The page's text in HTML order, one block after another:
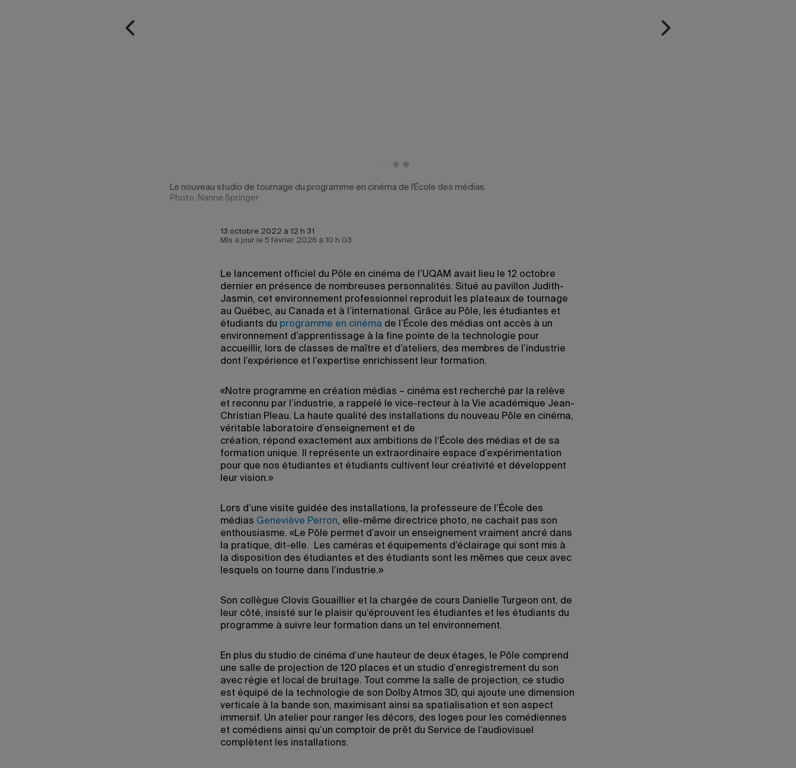
Le nouveau studio de tournage du programme en cinéma de l'École des médias.
Photo: Nanne Springer
13 octobre 2022 à 12 h 31
Mis à jour le 5 février 2026 à 10 h 03
Le lancement officiel du Pôle en cinéma de l’UQAM avait lieu le 12 octobre
dernier en présence de nombreuses personnalités. Situé au pavillon Judith-
Jasmin, cet environnement professionnel reproduit les plateaux de tournage
au Québec, au Canada et à l’international. Grâce au Pôle, les étudiantes et
étudiants du programme en cinéma de l’École des médias ont accès à un
environnement d’apprentissage à la fine pointe de la technologie pour
accueillir, lors de classes de maître et d’ateliers, des membres de l’industrie
dont l’expérience et l’expertise enrichissent leur formation.
«Notre programme en création médias – cinéma est recherché par la relève
et reconnu par l’industrie, a rappelé le vice-recteur à la Vie académique Jean-
Christian Pleau. La haute qualité des installations du nouveau Pôle en cinéma,
véritable laboratoire d’enseignement et de
création, répond exactement aux ambitions de l’École des médias et de sa
formation unique. Il représente un extraordinaire espace d’expérimentation
pour que nos étudiantes et étudiants cultivent leur créativité et développent
leur vision.»
Lors d’une visite guidée des installations, la professeure de l’École des
médias Geneviève Perron, elle-même directrice photo, ne cachait pas son
enthousiasme. «Le Pôle permet d’avoir un enseignement vraiment ancré dans
la pratique, dit-elle. Les caméras et équipements d’éclairage qui sont mis à
la disposition des étudiantes et des étudiants sont les mêmes que ceux avec
lesquels on tourne dans l’industrie.»
Son collègue Clovis Gouaillier et la chargée de cours Danielle Turgeon ont, de
leur côté, insisté sur le plaisir qu’éprouvent les étudiantes et les étudiants du
programme à suivre leur formation dans un tel environnement.
En plus du studio de cinéma d’une hauteur de deux étages, le Pôle comprend
une salle de projection de 120 places et un studio d’enregistrement du son
avec régie et local de bruitage. Tout comme la salle de projection, ce studio
est équipé de la technologie de son Dolby Atmos 3D, qui ajoute une dimension
verticale à la bande son, maximisant ainsi sa spatialisation et son aspect
immersif. Un atelier pour ranger les décors, des loges pour les comédiennes
et comédiens ainsi qu’un comptoir de prêt du Service de l’audiovisuel
complètent les installations.